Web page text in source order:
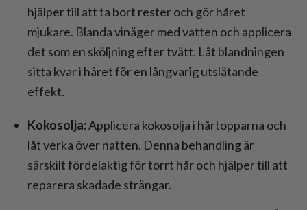
hjälper till att ta bort rester och gör håret
mjukare. Blanda vinäger med vatten och applicera
det som en sköljning efter tvätt. Låt blandningen
sitta kvar i håret för en långvarig utslätande
effekt.
Kokosolja:Applicera kokosolja i hårtopparna och
låt verka över natten. Denna behandling är
särskilt fördelaktig för torrt hår och hjälper till att
reparera skadade strängar.